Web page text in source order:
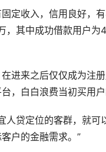
收入，信用良好，
其中成功借款用户
来之后仅仅成为注
，白白浪费当初买用户
贷定位的客群，就可
户的金融需求。”